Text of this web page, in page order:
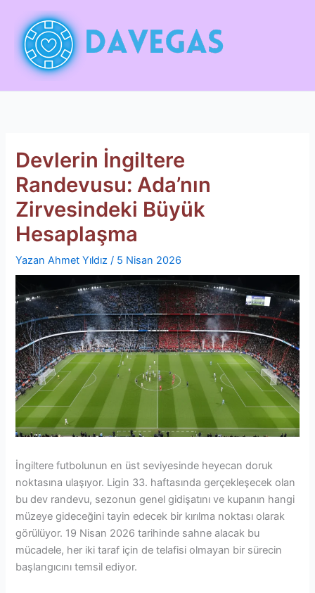
Devlerin İngiltere
Randevusu: Ada’nın
Zirvesindeki Büyük
Hesaplaşma
Yazan Ahmet Yıldız/ 5 Nisan 2026
İngiltere futbolunun en üst seviyesinde heyecan doruk
noktasına ulaşıyor. Ligin 33. haftasında gerçekleşecek olan
bu dev randevu, sezonun genel gidişatını ve kupanın hangi
müzeye gideceğini tayin edecek bir kırılma noktası olarak
görülüyor. 19 Nisan 2026 tarihinde sahne alacak bu
mücadele, her iki taraf için de telafisi olmayan bir sürecin
başlangıcını temsil ediyor.